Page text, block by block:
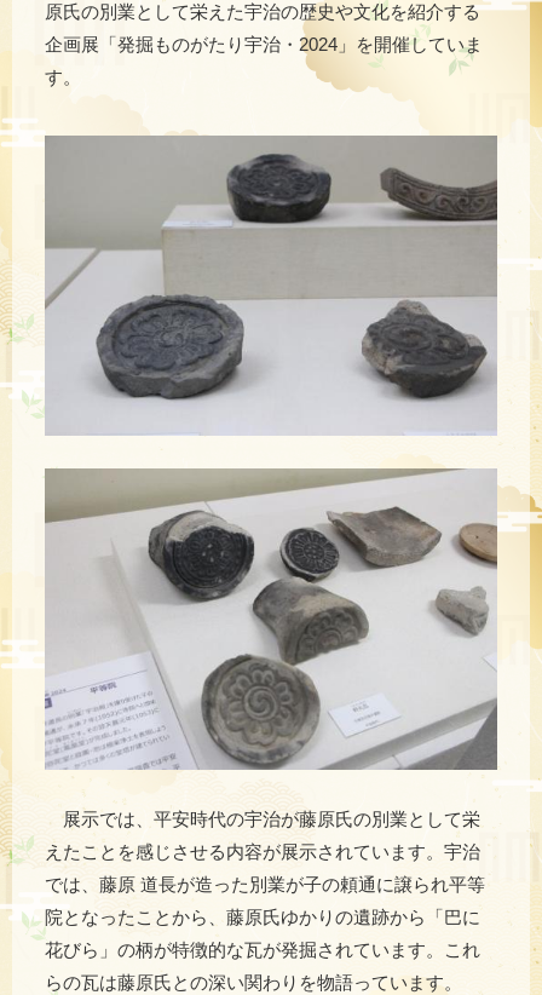
原氏の別業として栄えた宇治の歴史や文化を紹介する
企画展「発掘ものがたり宇治・2024」を開催していま
す。
展示では、平安時代の宇治が藤原氏の別業として栄
えたことを感じさせる内容が展示されています。宇治
では、藤原 道長が造った別業が子の頼通に譲られ平等
院となったことから、藤原氏ゆかりの遺跡から「巴に
花びら」の柄が特徴的な瓦が発掘されています。これ
らの瓦は藤原氏との深い関わりを物語っています。